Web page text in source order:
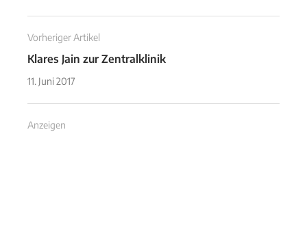
Vorheriger Artikel
Klares Jain zur Zentralklinik
11. Juni 2017
Anzeigen